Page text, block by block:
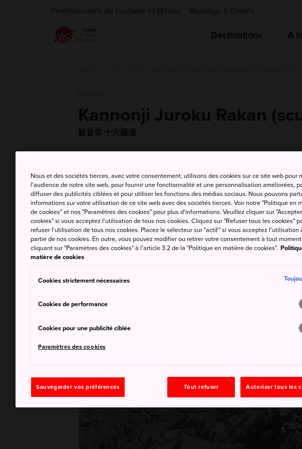
Professionnels du tourisme et Médias Meetings & Events
Destinations À
Kannonji Juroku Rakan
観音寺 十六羅漢
Nous et des sociétés tierces, avec votre consentement, utilisons des cookies sur ce site web pour
l'audience de notre site web, pour fournir une fonctionnalité et une personnalisation améliorées,
diffuser des publicités ciblées et pour utiliser les fonctions des médias sociaux. Nous pouvons
informations sur votre utilisation de ce site web avec des sociétés tierces. Voir notre "Politique en
de cookies" et nos "Paramètres des cookies" pour plus d'informations. Veuillez cliquer sur
cookies" si vous acceptez l'utilisation de tous nos cookies. Cliquez sur "Refuser tous les cookies"
refuser l'utilisation de tous nos cookies. Placez le sélecteur sur "actif" si vous acceptez l'utilisation
partie de nos cookies. En outre, vous pouvez modifier ou retirer votre consentement à tout
cliquant sur "Paramètres des cookies" à l'article 3.2 de la "Politique en matière de cookies".
matière de cookies
Cookies strictement nécessaires
Cookies de performance
Cookies pour une publicité ciblée
Paramètres des cookies
Sauvegarder vos préférences Tout refuser Autoriser tous les